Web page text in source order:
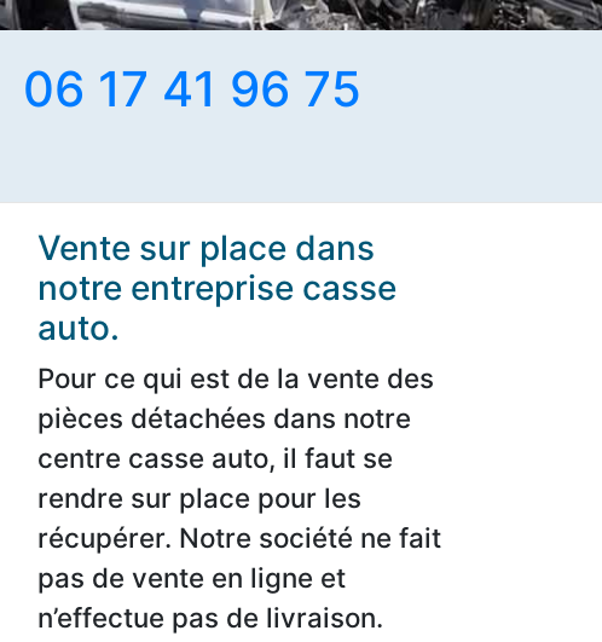
06 17 41 96 75
Vente sur place dans
notre entreprise casse
auto.
Pour ce qui est de la vente des
pièces détachées dans notre
centre casse auto, il faut se
rendre sur place pour les
récupérer. Notre société ne fait
pas de vente en ligne et
n’effectue pas de livraison.